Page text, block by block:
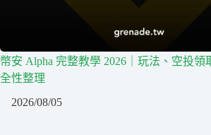
幣安 Alpha 完整教學 2026｜玩法、空投領
全性整理
2026/08/05